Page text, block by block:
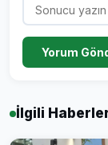
Yorum
İlgili